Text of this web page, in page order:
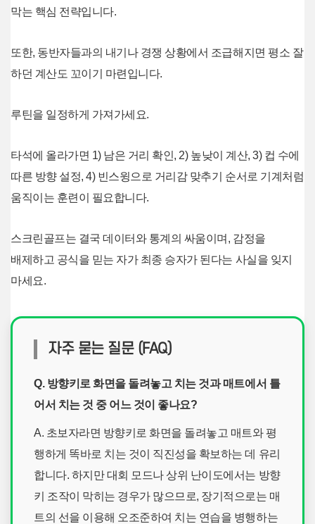
막는 핵심 전략입니다.
또한, 동반자들과의 내기나 경쟁 상황에서 조급해지면 평소 잘
하던 계산도 꼬이기 마련입니다.
루틴을 일정하게 가져가세요.
타석에 올라가면 1) 남은 거리 확인, 2) 높낮이 계산, 3) 컵 수에
따른 방향 설정, 4) 빈스윙으로 거리감 맞추기 순서로 기계처럼
움직이는 훈련이 필요합니다.
스크린골프는 결국 데이터와 통계의 싸움이며, 감정을
배제하고 공식을 믿는 자가 최종 승자가 된다는 사실을 잊지
마세요.
자주 묻는 질문 (FAQ)
Q. 방향키로 화면을 돌려놓고 치는 것과 매트에서 틀
어서 치는 것 중 어느 것이 좋나요?
A. 초보자라면 방향키로 화면을 돌려놓고 매트와 평
행하게 똑바로 치는 것이 직진성을 확보하는 데 유리
합니다. 하지만 대회 모드나 상위 난이도에서는 방향
키 조작이 막히는 경우가 많으므로, 장기적으로는 매
트의 선을 이용해 오조준하여 치는 연습을 병행하는